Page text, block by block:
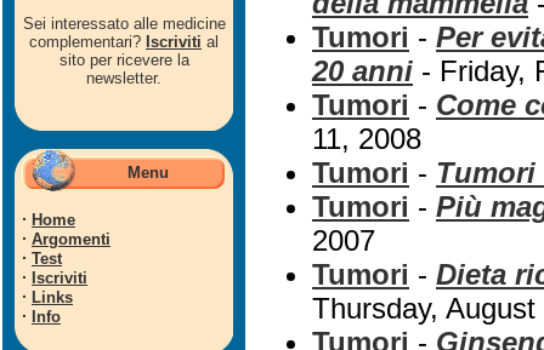
Sei interessato alle medicine
complementari? Iscriviti al
sito per ricevere la
newsletter.
Menu
· Home
· Argomenti
· Test
· Iscriviti
· Links
· Info
Tumori - Per
20 anni - Friday,
Tumori - Come
11, 2008
Tumori -
Tumori - Più
2007
Tumori - Dieta
Thursday,
Tumori -